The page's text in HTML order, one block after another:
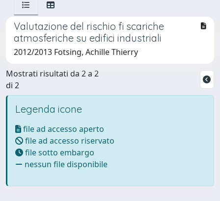
Valutazione del rischio fi scariche
atmosferiche su edifici industriali
2012/2013 Fotsing, Achille Thierry
Mostrati risultati da 2 a 2
di 2
Legenda icone
file ad accesso aperto
file ad accesso riservato
file sotto embargo
nessun file disponibile